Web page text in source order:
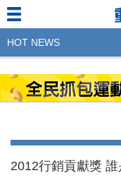
2012行銷貢獻獎
HOT NEWS
2023行銷傳播傑
更創新及具影響力
2022行銷傳播傑